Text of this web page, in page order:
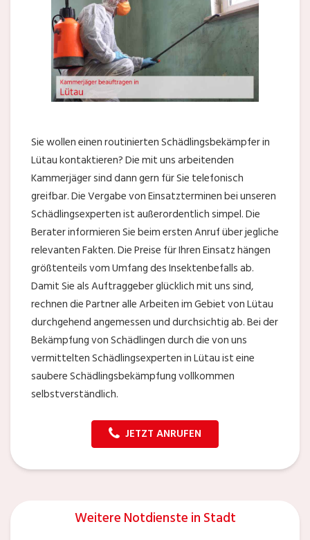
Sie wollen einen routinierten Schädlingsbekämpfer in
Lütau kontaktieren? Die mit uns arbeitenden
Kammerjäger sind dann gern für Sie telefonisch
greifbar. Die Vergabe von Einsatzterminen bei unseren
Schädlingsexperten ist außerordentlich simpel. Die
Berater informieren Sie beim ersten Anruf über jegliche
relevanten Fakten. Die Preise für Ihren Einsatz hängen
größtenteils vom Umfang des Insektenbefalls ab.
Damit Sie als Auftraggeber glücklich mit uns sind,
rechnen die Partner alle Arbeiten im Gebiet von Lütau
durchgehend angemessen und durchsichtig ab. Bei der
Bekämpfung von Schädlingen durch die von uns
vermittelten Schädlingsexperten in Lütau ist eine
saubere Schädlingsbekämpfung vollkommen
selbstverständlich.
JETZT ANRUFEN
Weitere Notdienste in Stadt